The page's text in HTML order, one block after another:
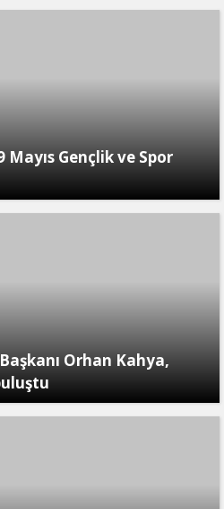
Mayıs Gençlik ve Spor
Orhan Kahya,